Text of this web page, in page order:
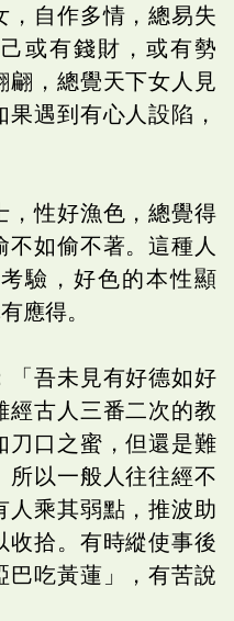
，自作多情，總易失
或有錢財，或有勢
翩，總覺天下女人見
遇到有心人設陷，
，性好漁色，總覺得
如偷不著。這種人
驗，好色的本性顯
應得。
「吾未見有好德如好
經古人三番二次的教
刀口之蜜，但還是難
所以一般人往往經不
人乘其弱點，推波助
收拾。有時縱使事後
巴吃黃蓮」，有苦說